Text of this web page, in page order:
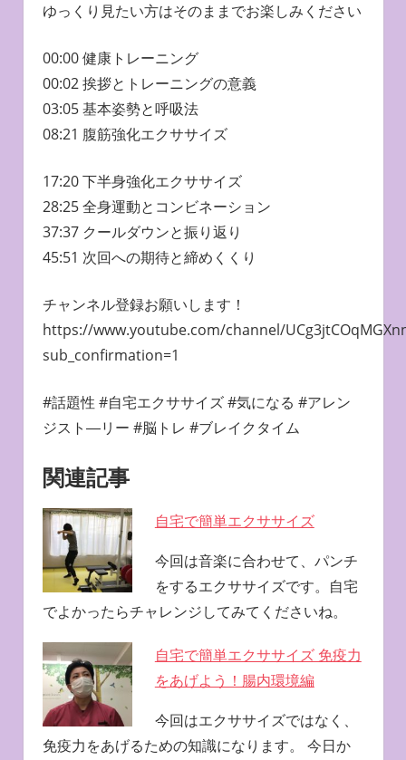
ゆっくり見たい方はそのままでお楽しみください
00:00 健康トレーニング
00:02 挨拶とトレーニングの意義
03:05 基本姿勢と呼吸法
08:21 腹筋強化エクササイズ
17:20 下半身強化エクササイズ
28:25 全身運動とコンビネーション
37:37 クールダウンと振り返り
45:51 次回への期待と締めくくり
チャンネル登録お願いします！
https://www.youtube.com/channel/
sub_confirmation=1
#話題性 #自宅エクササイズ #気になる #アレン
ジスト―リー #脳トレ #ブレイクタイム
関連記事
自宅で簡単エクササイズ
今回は音楽に合わせて、パンチ
をするエクササイズです。自宅
でよかったらチャレンジしてみてくださいね。
自宅で簡単エクササイズ 免疫力
をあげよう！腸内環境編
今回はエクササイズではなく、
免疫力をあげるための知識になります。 今日か